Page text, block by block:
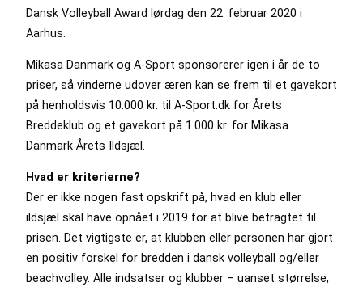
Dansk Volleyball Award lørdag den 22. februar 2020 i
Aarhus.
Mikasa Danmark og A-Sport sponsorerer igen i år de to
priser, så vinderne udover æren kan se frem til et gavekort
på henholdsvis 10.000 kr. til A-Sport.dk for Årets
Breddeklub og et gavekort på 1.000 kr. for Mikasa
Danmark Årets Ildsjæl.
Hvad er kriterierne?
Der er ikke nogen fast opskrift på, hvad en klub eller
ildsjæl skal have opnået i 2019 for at blive betragtet til
prisen. Det vigtigste er, at klubben eller personen har gjort
en positiv forskel for bredden i dansk volleyball og/eller
beachvolley. Alle indsatser og klubber – uanset størrelse,